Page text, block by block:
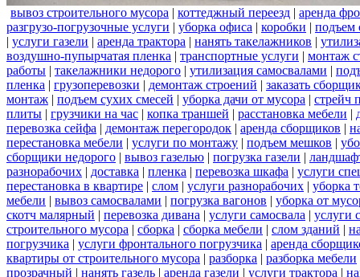
вывоз строительного мусора | коттеджный переезд | аренда
разгрузо-погрузочные услуги | уборка офиса | коробки | подъем
| услуги газели | аренда трактора | нанять такелажников |
воздушно-пупырчатая пленка | транспортные услуги | монтаж
работы | такелажники недорого | утилизация самосвалами |
пленка | грузоперевозки | демонтаж строений | заказать
монтаж | подъем сухих смесей | уборка дачи от мусора | стрейч
плиты | грузчики на час | копка траншей | расстановка мебели |
перевозка сейфа | демонтаж перегородок | аренда сборщиков |
перестановка мебели | услуги по монтажу | подъем мешков |
сборщики недорого | вывоз газелью | погрузка газели |
разнорабочих | доставка | пленка | перевозка шкафа | услуги
перестановка в квартире | слом | услуги разнорабочих | уборка
мебели | вывоз самосвалами | погрузка вагонов | уборка от
скотч малярный | перевозка дивана | услуги самосвала | услуги
строительного мусора | сборка | сборка мебели | слом зданий |
погрузчика | услуги фронтального погрузчика | аренда
квартиры от строительного мусора | разборка | разборка мебели
прозрачный | нанять газель | аренда газели | услуги трактора |